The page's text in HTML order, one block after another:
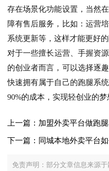
存在场景化功能设置，当然
障有售后服务，比如：运营
系统更新等，这样才能更好的
对于一些擅长运营、手握资
的创业者而言，可以选择逐
快速拥有属于自己的跑腿系
90%的成本，实现轻创业的梦
上一篇：加盟外卖平台做跑
下一篇：同城本地外卖平台
免责声明：部分文章信息来源